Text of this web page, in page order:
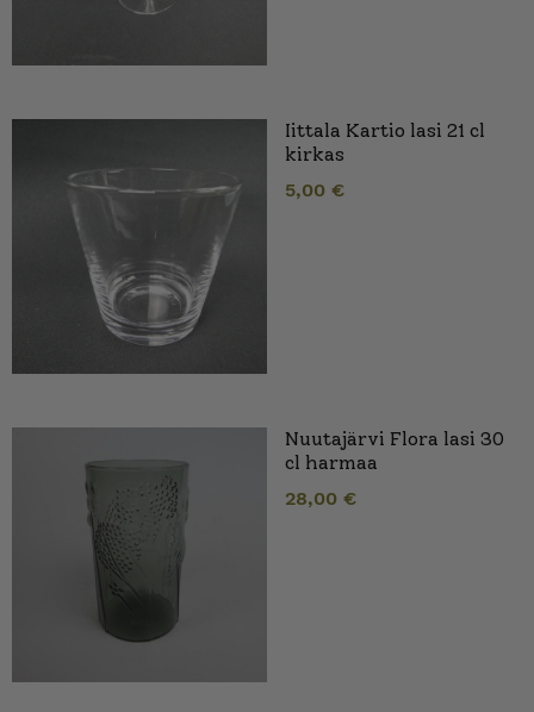
Iittala Kartio lasi 21 cl
kirkas
5,00 €
Nuutajärvi Flora lasi 30
cl harmaa
28,00 €